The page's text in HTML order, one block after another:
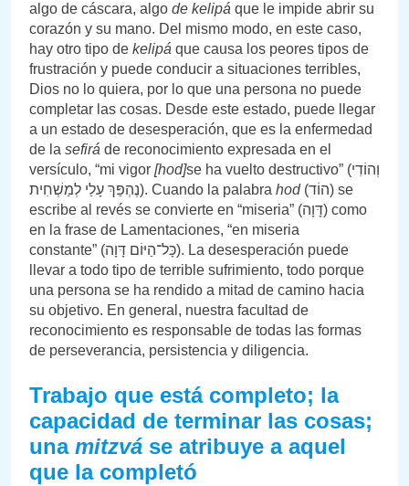
algo de cáscara, algo de kelipá que le impide abrir su
corazón y su mano. Del mismo modo, en este caso,
hay otro tipo de kelipá que causa los peores tipos de
frustración y puede conducir a situaciones terribles,
Dios no lo quiera, por lo que una persona no puede
completar las cosas. Desde este estado, puede llegar
a un estado de desesperación, que es la enfermedad
de la sefirá de reconocimiento expresada en el
versículo, “mi vigor [hod]se ha vuelto destructivo” (וְהוֹדִי
נֶהְפַּךְ עָלַי לְמַשְׁחִית). Cuando la palabra hod(הוֹד) se
escribe al revés se convierte en “miseria” (דָּוָה) como
en la frase de Lamentaciones, “en miseria
constante” (כָּל־הַיּוֹם דָּוָה). La desesperación puede
llevar a todo tipo de terrible sufrimiento, todo porque
una persona se ha rendido a mitad de camino hacia
su objetivo. En general, nuestra facultad de
reconocimiento es responsable de todas las formas
de perseverancia, persistencia y diligencia.
Trabajo que está completo; la
capacidad de terminar las cosas;
una mitzvá se atribuye a aquel
que la completó